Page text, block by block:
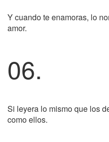
Y cuando te enamoras, lo
amor.
06.
Si leyera lo mismo que los
como ellos.